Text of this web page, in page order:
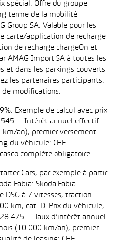
spécial: Offre du groupe
terme de la mobilité
Group SA. Valable pour les
carte/application de recharge
de recharge chargeOn et
AMAG Import SA à toutes les
et dans les parkings couverts
les partenaires participants.
de modifications.
Exemple de calcul avec prix
545.–. Intérêt annuel effectif:
km/an), premier versement
du véhicule: CHF
complète obligatoire.
Cars, par exemple à partir
Fabia: Skoda Fabia
DSG à 7 vitesses, traction
km, cat. D. Prix du véhicule,
475.–. Taux d’intérêt annuel
(10 000 km/an), premier